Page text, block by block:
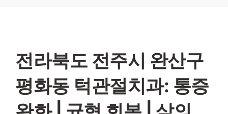
전라북도 전주시 완산구
평화동 턱관절치과: 통증